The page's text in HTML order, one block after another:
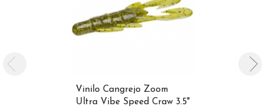
Vinilo Cangrejo Zoom
Ultra Vibe Speed Craw 3.5"